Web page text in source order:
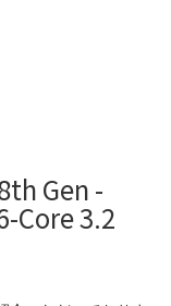
Gen -
Core 3.2